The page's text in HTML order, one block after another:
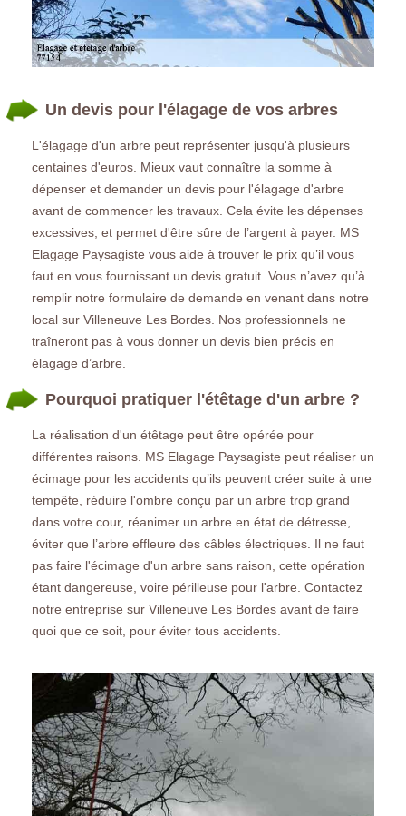
Un devis pour l'élagage de vos arbres
L'élagage d'un arbre peut représenter jusqu'à plusieurs
centaines d'euros. Mieux vaut connaître la somme à
dépenser et demander un devis pour l'élagage d'arbre
avant de commencer les travaux. Cela évite les dépenses
excessives, et permet d'être sûre de l’argent à payer. MS
Elagage Paysagiste vous aide à trouver le prix qu’il vous
faut en vous fournissant un devis gratuit. Vous n’avez qu’à
remplir notre formulaire de demande en venant dans notre
local sur Villeneuve Les Bordes. Nos professionnels ne
traîneront pas à vous donner un devis bien précis en
élagage d’arbre.
Pourquoi pratiquer l'étêtage d'un arbre ?
La réalisation d'un étêtage peut être opérée pour
différentes raisons. MS Elagage Paysagiste peut réaliser un
écimage pour les accidents qu’ils peuvent créer suite à une
tempête, réduire l'ombre conçu par un arbre trop grand
dans votre cour, réanimer un arbre en état de détresse,
éviter que l’arbre effleure des câbles électriques. Il ne faut
pas faire l'écimage d'un arbre sans raison, cette opération
étant dangereuse, voire périlleuse pour l'arbre. Contactez
notre entreprise sur Villeneuve Les Bordes avant de faire
quoi que ce soit, pour éviter tous accidents.